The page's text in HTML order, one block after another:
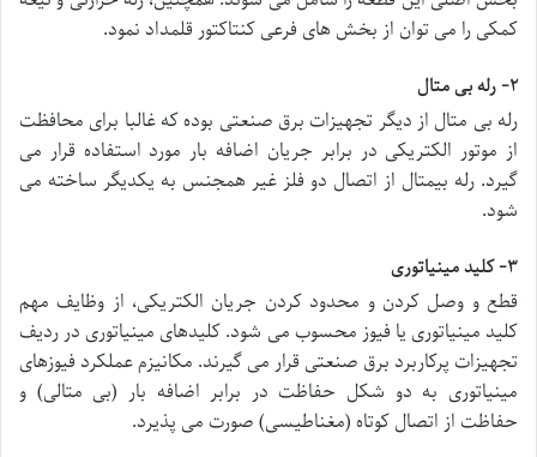
کمکی را می توان از بخش های فرعی کنتاکتور قلمداد نمود.
۲- رله بی متال
رله بی متال از دیگر تجهیزات برق صنعتی بوده که غالبا برای محافظت
از موتور الکتریکی در برابر جریان اضافه بار مورد استفاده قرار می
گیرد. رله بیمتال از اتصال دو فلز غیر همجنس به یکدیگر ساخته می
شود.
۳- کلید مینیاتوری
قطع و وصل کردن و محدود کردن جریان الکتریکی، از وظایف مهم
کلید مینیاتوری یا فیوز محسوب می شود. کلیدهای مینیاتوری در ردیف
تجهیزات پرکاربرد برق صنعتی قرار می گیرند. مکانیزم عملکرد فیوزهای
مینیاتوری به دو شکل حفاظت در برابر اضافه بار (بی متالی) و
حفاظت از اتصال کوتاه (مغناطیسی) صورت می پذیرد.